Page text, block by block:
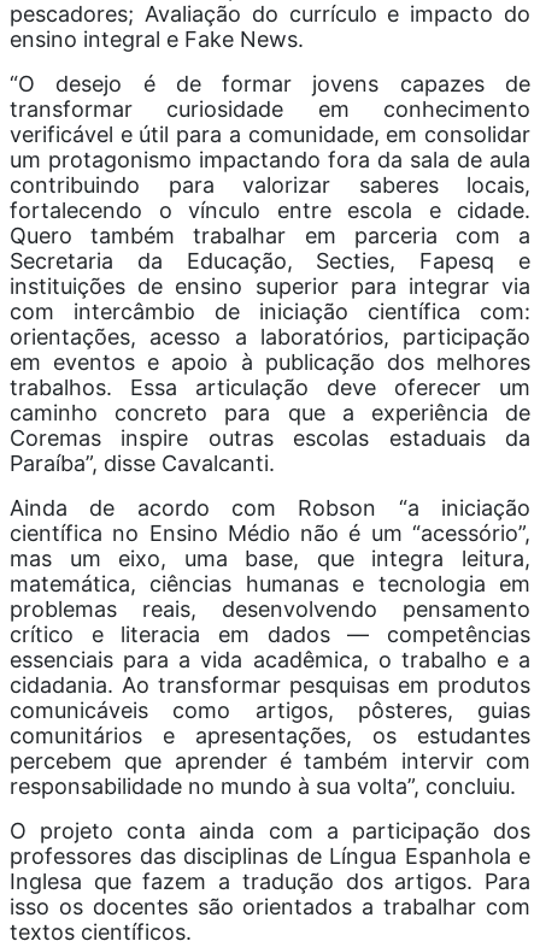
pescadores; Avaliação do currículo e impacto do
ensino integral e Fake News.
“O desejo é de formar jovens capazes de
transformar curiosidade em conhecimento
verificável e útil para a comunidade, em consolidar
um protagonismo impactando fora da sala de aula
contribuindo para valorizar saberes locais,
fortalecendo o vínculo entre escola e cidade.
Quero também trabalhar em parceria com a
Secretaria da Educação, Secties, Fapesq e
instituições de ensino superior para integrar via
com intercâmbio de iniciação científica com:
orientações, acesso a laboratórios, participação
em eventos e apoio à publicação dos melhores
trabalhos. Essa articulação deve oferecer um
caminho concreto para que a experiência de
Coremas inspire outras escolas estaduais da
Paraíba”, disse Cavalcanti.
Ainda de acordo com Robson “a iniciação
científica no Ensino Médio não é um “acessório”,
mas um eixo, uma base, que integra leitura,
matemática, ciências humanas e tecnologia em
problemas reais, desenvolvendo pensamento
crítico e literacia em dados — competências
essenciais para a vida acadêmica, o trabalho e a
cidadania. Ao transformar pesquisas em produtos
comunicáveis como artigos, pôsteres, guias
comunitários e apresentações, os estudantes
percebem que aprender é também intervir com
responsabilidade no mundo à sua volta”, concluiu.
O projeto conta ainda com a participação dos
professores das disciplinas de Língua Espanhola e
Inglesa que fazem a tradução dos artigos. Para
isso os docentes são orientados a trabalhar com
textos científicos.